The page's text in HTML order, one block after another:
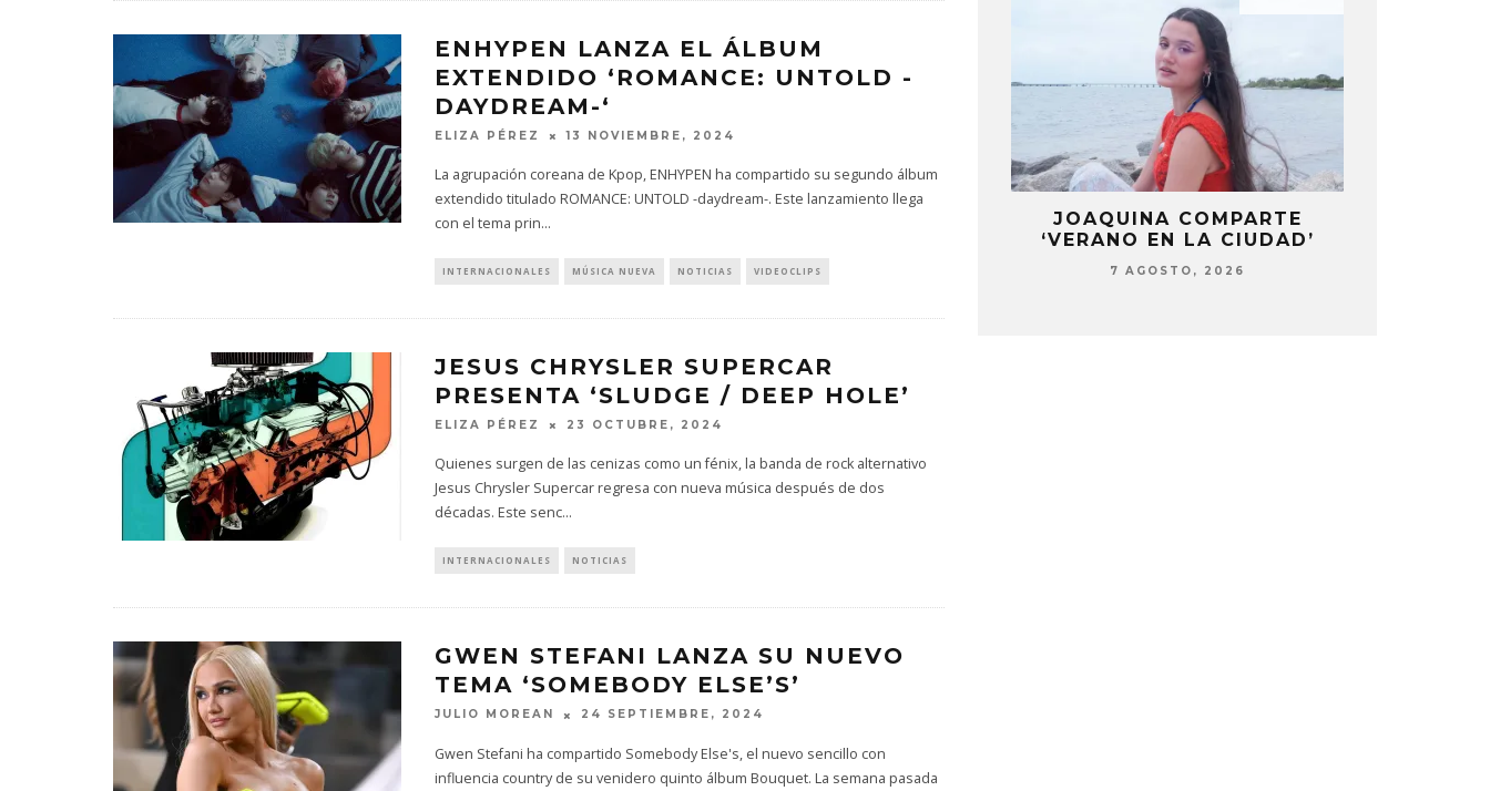
ENHYPEN LANZA EL ÁLBUM
EXTENDIDO ‘ROMANCE: UNTOLD -
DAYDREAM-‘
ELIZA PÉREZ 13 NOVIEMBRE, 2024
La agrupación coreana de Kpop, ENHYPEN ha compartido su segundo álbum
extendido titulado ROMANCE: UNTOLD -daydream-. Este lanzamiento llega
con el tema prin...
INTERNACIONALES MÚSICA NUEVA NOTICIAS VIDEOCLIPS
JESUS CHRYSLER SUPERCAR
PRESENTA ‘SLUDGE / DEEP HOLE’
ELIZA PÉREZ 23 OCTUBRE, 2024
Quienes surgen de las cenizas como un fénix, la banda de rock alternativo
Jesus Chrysler Supercar regresa con nueva música después de dos
décadas. Este senc...
INTERNACIONALES NOTICIAS
GWEN STEFANI LANZA SU NUEVO
TEMA ‘SOMEBODY ELSE’S’
JULIO MOREAN 24 SEPTIEMBRE, 2024
Gwen Stefani ha compartido Somebody Else's, el nuevo sencillo con
influencia country de su venidero quinto álbum Bouquet. La semana pasada
JOAQUINA COMPARTE
‘VERANO EN LA CIUDAD’
7 AGOSTO, 2026